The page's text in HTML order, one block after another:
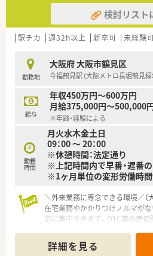
とも可能です。
■その他にも、管理部門や商品部
域は多種多様です。
■在宅実施店舗は年々増加してお
■育児休暇は3歳まで取得が可能
時短勤務ができるよう変更予定で
■年間休日が120日とワークライ
■日用品から常備薬まで、従業員
たくさんあります！
検討リスト
駅チカ 週32h以上 新卒可 未経験
勤務地
大阪府 大阪市鶴見区
今福鶴見駅 (大阪メトロ長堀鶴見
給与
年収450万円～600万円
月給375,000円～500,000
※年齢・経験による
勤務
時間
月火水木金土日
09：00 ～ 20：00
※休憩時間：法定通り
※上記時間内で早番・遅番
※1ヶ月単位の変形労働時
＼外来業務に専念できる環境／（
在宅業務やかかりつけノルマが
応に集中できます。OTC薬の原
＊------------------------------------------＊
詳細を見る